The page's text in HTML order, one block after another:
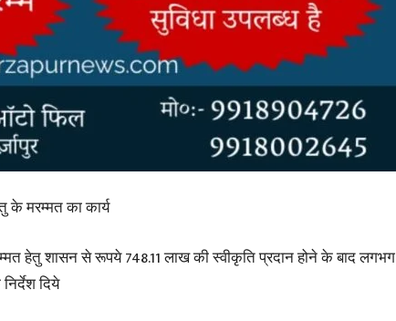
Hindi
Paper
के मरम्मत का कार्य
हेतु शासन से रूपये 748.11 लाख की स्वीकृति प्रदान होने के बाद लगभग
दिये